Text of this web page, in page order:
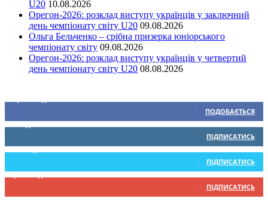
U20 10.08.2026
Орегон-2026: розклад виступу українців у заключний
день чемпіонату світу U20 09.08.2026
Ольга Бельченко – срібна призерка юніорського
чемпіонату світу 09.08.2026
Орегон-2026: розклад виступу українців у четвертий
день чемпіонату світу U20 08.08.2026
ПОДОБАЄТЬСЯ
0 Підписників
ПІДПИСАТИСЬ
234 Підписників
ПІДПИСАТИСЬ
9,370 Підписників
ПІДПИСАТИСЬ